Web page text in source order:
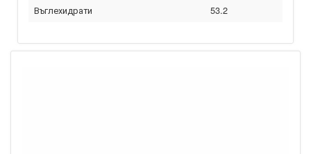
Въглехидрати
53.2